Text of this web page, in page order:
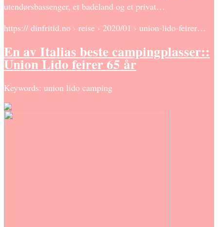
utendørsbassenger, et badeland og et privat…
https:// dinfritid.no › reise › 2020/01 › union-lido-feirer…
En av Italias beste campingplasser::
Union Lido feirer 65 år
Keywords: union lido camping